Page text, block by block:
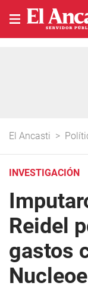
El Ancasti >
INVESTIGACIÓN
Reidel
gastos